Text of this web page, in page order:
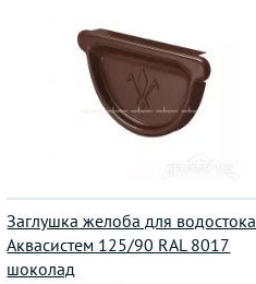
Заглушка желоба для водостока
Аквасистем 125/90 RAL 8017
шоколад